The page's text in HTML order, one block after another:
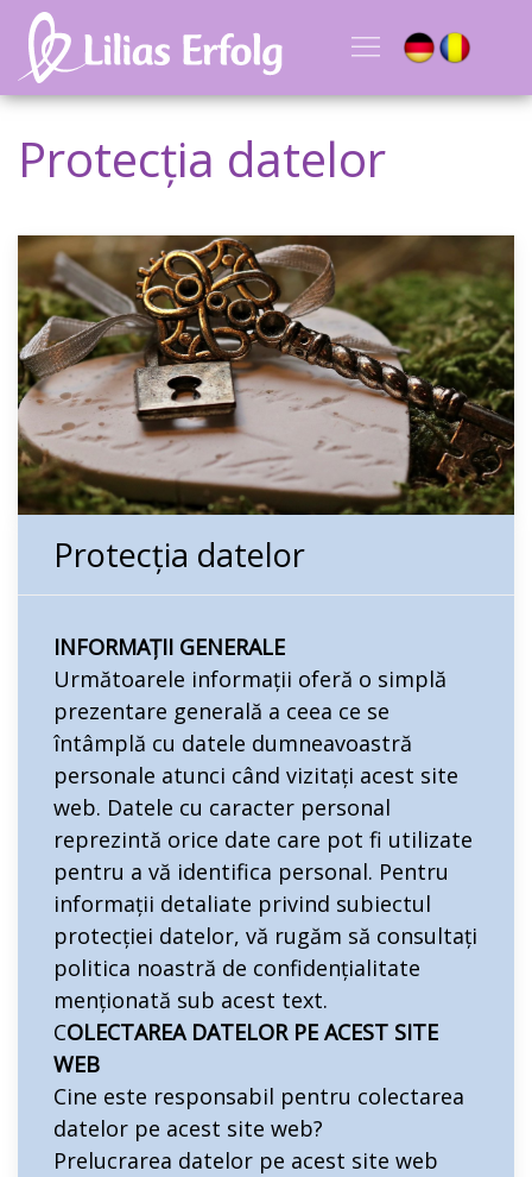
Protecția datelor
Protecția datelor
INFORMAȚII GENERALE
Următoarele informații oferă o simplă
prezentare generală a ceea ce se
întâmplă cu datele dumneavoastră
personale atunci când vizitați acest site
web. Datele cu caracter personal
reprezintă orice date care pot fi utilizate
pentru a vă identifica personal. Pentru
informații detaliate privind subiectul
protecției datelor, vă rugăm să consultați
politica noastră de confidențialitate
menționată sub acest text.
COLECTAREA DATELOR PE ACEST SITE
WEB
Cine este responsabil pentru colectarea
datelor pe acest site web?
Prelucrarea datelor pe acest site web